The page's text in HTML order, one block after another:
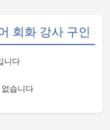
회화 강사 구인
니다
습니다